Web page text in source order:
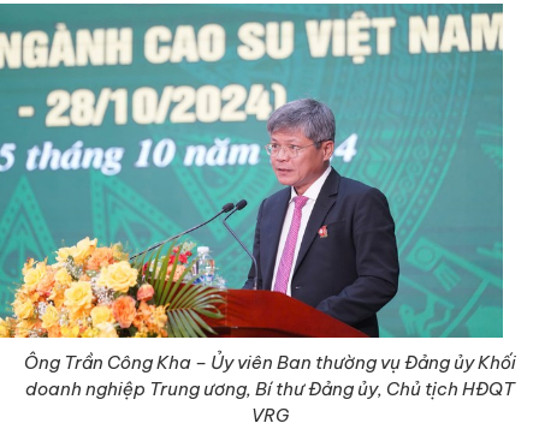
Ông Trần Công Kha – Ủy viên Ban thường vụ Đảng ủy Khối
doanh nghiệp Trung ương, Bí thư Đảng ủy, Chủ tịch HĐQT
VRG